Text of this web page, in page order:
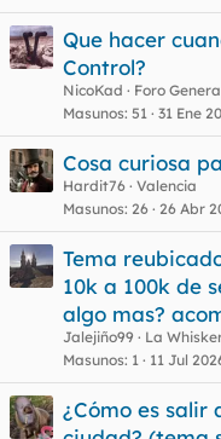
Que hacer
Control?
NicoKad
Foro
Masunos 51 31 Ene
Cosa curiosa
Hardit76 Valencia
Masunos 26 26 Abr
Tema
10k a 100k de
algo mas?
Jalejiño99
La
Masunos 1 11 Jul
¿Cómo es salir